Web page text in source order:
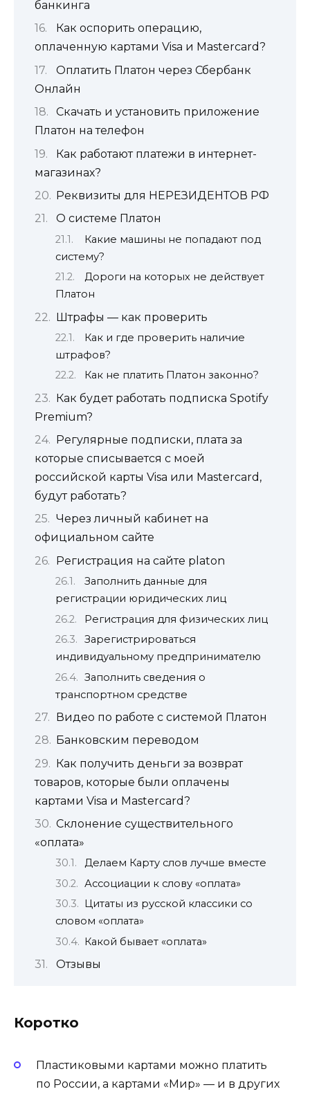
банкинга
Как оспорить операцию,
оплаченную картами Visa и Мasterсard?
Оплатить Платон через Сбербанк
Онлайн
Скачать и установить приложение
Платон на телефон
Как работают платежи в интернет-
магазинах?
Реквизиты для НЕРЕЗИДЕНТОВ РФ
О системе Платон
Какие машины не попадают под
систему?
Дороги на которых не действует
Платон
Штрафы — как проверить
Как и где проверить наличие
штрафов?
Как не платить Платон законно?
Как будет работать подписка Spotify
Premium?
Регулярные подписки, плата за
которые списывается с моей
российской карты Visa или Mastercard,
будут работать?
Через личный кабинет на
официальном сайте
Регистрация на сайте platon
Заполнить данные для
регистрации юридических лиц
Регистрация для физических лиц
Зарегистрироваться
индивидуальному предпринимателю
Заполнить сведения о
транспортном средстве
Видео по работе с системой Платон
Банковским переводом
Как получить деньги за возврат
товаров, которые были оплачены
картами Visa и Мastercard?
Склонение существительного
«оплата»
Делаем Карту слов лучше вместе
Ассоциации к слову «оплата»
Цитаты из русской классики со
словом «оплата»
Какой бывает «оплата»
Отзывы
Коротко
Пластиковыми картами можно платить
по России, а картами «Мир» — и в других